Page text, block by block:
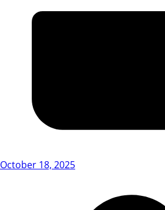
October 18, 2025